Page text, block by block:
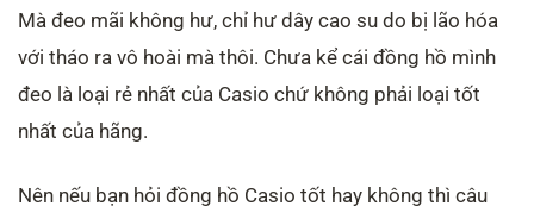
Mà đeo mãi không hư, chỉ hư dây cao su do bị lão hóa
với tháo ra vô hoài mà thôi. Chưa kể cái đồng hồ mình
đeo là loại rẻ nhất của Casio chứ không phải loại tốt
nhất của hãng.
Nên nếu bạn hỏi đồng hồ Casio tốt hay không thì câu